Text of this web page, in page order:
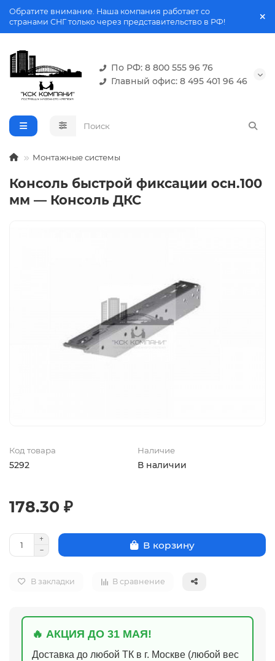
Обратите внимание. Наша компания работает со
странами СНГ только через представительство в РФ!
По РФ: 8 800 555 96 76
Главный офис: 8 495 401 96 46
Монтажные системы
Консоль быстрой фиксации осн.100
мм — Консоль ДКС
Код товара
5292
Наличие
В наличии
178.30 ₽
В корзину
В закладки В сравнение
🔥 АКЦИЯ ДО 31 МАЯ!
Доставка до любой ТК в г. Москве (любой вес